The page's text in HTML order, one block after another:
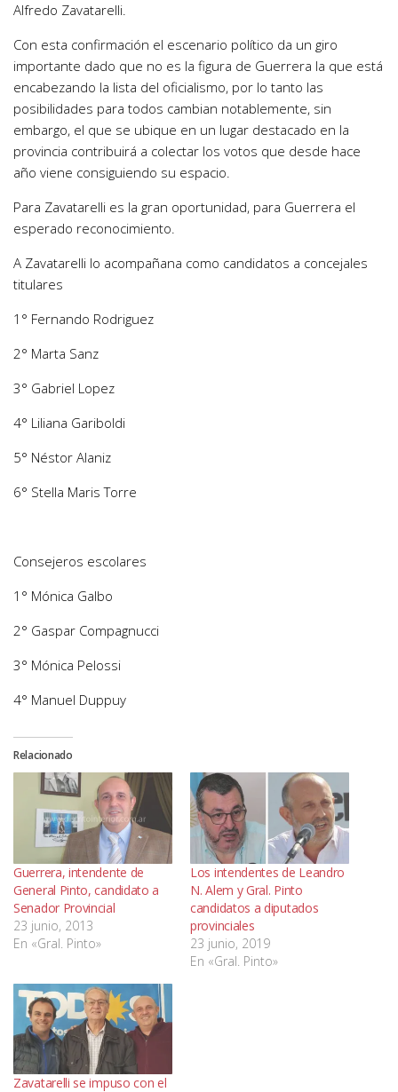
Alfredo Zavatarelli.
Con esta confirmación el escenario político da un giro
importante dado que no es la figura de Guerrera la que está
encabezando la lista del oficialismo, por lo tanto las
posibilidades para todos cambian notablemente, sin
embargo, el que se ubique en un lugar destacado en la
provincia contribuirá a colectar los votos que desde hace
año viene consiguiendo su espacio.
Para Zavatarelli es la gran oportunidad, para Guerrera el
esperado reconocimiento.
A Zavatarelli lo acompañana como candidatos a concejales
titulares
1° Fernando Rodriguez
2° Marta Sanz
3° Gabriel Lopez
4° Liliana Gariboldi
5° Néstor Alaniz
6° Stella Maris Torre
Consejeros escolares
1° Mónica Galbo
2° Gaspar Compagnucci
3° Mónica Pelossi
4° Manuel Duppuy
Relacionado
Guerrera, intendente de
General Pinto, candidato a
Senador Provincial
23 junio, 2013
En «Gral. Pinto»
Los intendentes de Leandro
N. Alem y Gral. Pinto
candidatos a diputados
provinciales
23 junio, 2019
En «Gral. Pinto»
Zavatarelli se impuso con el